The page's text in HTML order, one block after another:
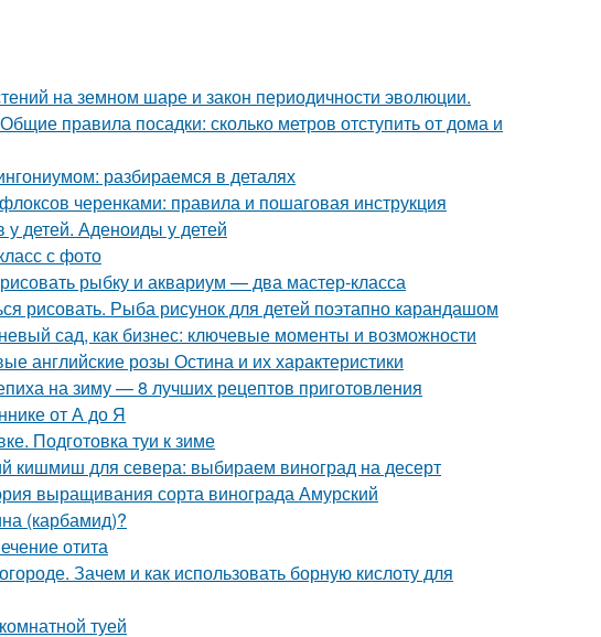
на земном шаре и закон периодичности эволюции.
правила посадки: сколько метров отступить от дома и
разбираемся в деталях
черенками: правила и пошаговая инструкция
детей. Аденоиды у детей
с фото
рыбку и аквариум — два мастер-класса
рисовать. Рыба рисунок для детей поэтапно карандашом
сад, как бизнес: ключевые моменты и возможности
английские розы Остина и их характеристики
на зиму — 8 лучших рецептов приготовления
от А до Я
Подготовка туи к зиме
кишмиш для севера: выбираем виноград на десерт
выращивания сорта винограда Амурский
(карбамид)?
отита
Зачем и как использовать борную кислоту для
туей